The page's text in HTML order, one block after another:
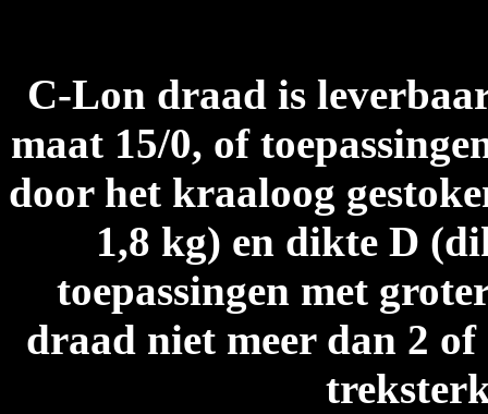
C-Lon draad is
maat 15/0, of
door het kraaloog
1,8 kg) en dikte D
toepassingen met
draad niet meer dan 2